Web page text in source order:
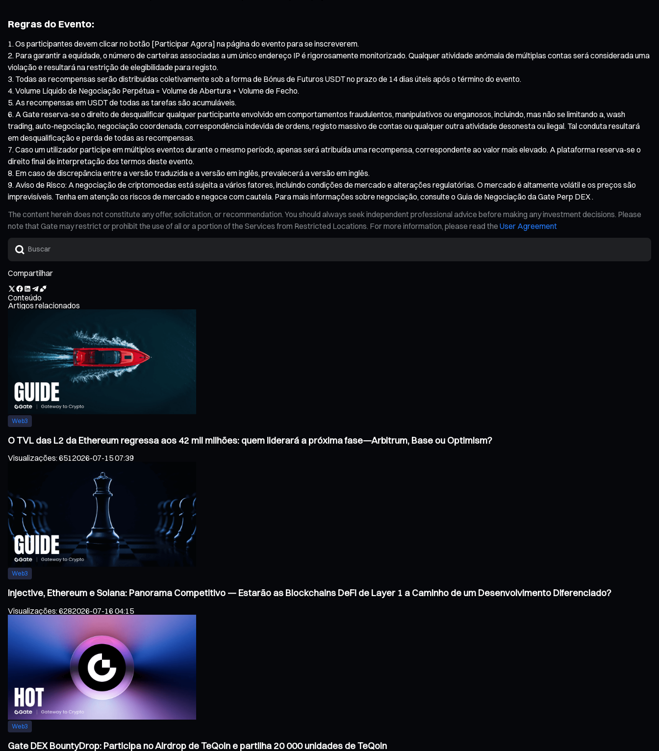
Regras do Evento:
Os participantes devem clicar no botão [Participar Agora] na página do evento para se inscreverem.
Para garantir a equidade, o número de carteiras associadas a um único endereço IP é rigorosamente monitorizado. Qualquer atividade anómala de múltiplas contas será considerada uma
violação e resultará na restrição de elegibilidade para registo.
Todas as recompensas serão distribuídas coletivamente sob a forma de Bónus de Futuros USDT no prazo de 14 dias úteis após o término do evento.
Volume Líquido de Negociação Perpétua = Volume de Abertura + Volume de Fecho.
As recompensas em USDT de todas as tarefas são acumuláveis.
A Gate reserva-se o direito de desqualificar qualquer participante envolvido em comportamentos fraudulentos, manipulativos ou enganosos, incluindo, mas não se limitando a, wash
trading, auto-negociação, negociação coordenada, correspondência indevida de ordens, registo massivo de contas ou qualquer outra atividade desonesta ou ilegal. Tal conduta resultará
em desqualificação e perda de todas as recompensas.
Caso um utilizador participe em múltiplos eventos durante o mesmo período, apenas será atribuída uma recompensa, correspondente ao valor mais elevado. A plataforma reserva-se o
direito final de interpretação dos termos deste evento.
Em caso de discrepância entre a versão traduzida e a versão em inglês, prevalecerá a versão em inglês.
Aviso de Risco: A negociação de criptomoedas está sujeita a vários fatores, incluindo condições de mercado e alterações regulatórias. O mercado é altamente volátil e os preços são
imprevisíveis. Tenha em atenção os riscos de mercado e negoce com cautela. Para mais informações sobre negociação, consulte o Guia de Negociação da Gate Perp DEX .
The content herein does not constitute any offer, solicitation, or recommendation. You should always seek independent professional advice before making any investment decisions. Please
note that Gate may restrict or prohibit the use of all or a portion of the Services from Restricted Locations. For more information, please read the User Agreement
Compartilhar
Conteúdo
Artigos relacionados
Web3
O TVL das L2 da Ethereum regressa aos 42 mil milhões: quem liderará a próxima fase—Arbitrum, Base ou Optimism?
Visualizações:6512026-07-15 07:39
Web3
Injective, Ethereum e Solana: Panorama Competitivo — Estarão as Blockchains DeFi de Layer 1 a Caminho de um Desenvolvimento Diferenciado?
Visualizações:6282026-07-16 04:15
Web3
Gate DEX BountyDrop: Participa no Airdrop de TeQoin e partilha 20 000 unidades de TeQoin